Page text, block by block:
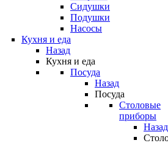
Сидушки
Подушки
Насосы
Кухня и еда
Назад
Кухня и еда
Посуда
Назад
Посуда
Столовые
приборы
Назад